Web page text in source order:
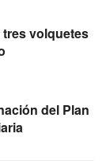
volquetes
del Plan